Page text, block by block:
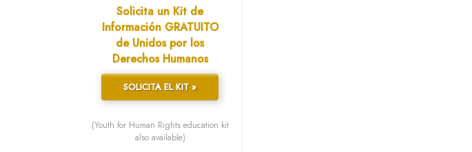
Solicita un Kit de
Información GRATUITO
de Unidos por los
Derechos Humanos
SOLICITA EL KIT »
(Youth for Human Rights education kit
also available)